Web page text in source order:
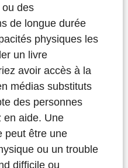
des
de longue durée
physiques les
un livre
avoir accès à la
médias substituts
des personnes
en aide. Une
peut être une
ou un trouble
difficile ou